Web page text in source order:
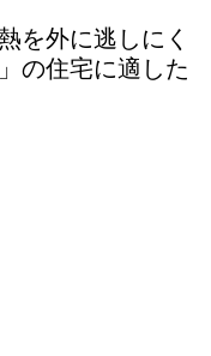
を外に逃しにく
の住宅に適した